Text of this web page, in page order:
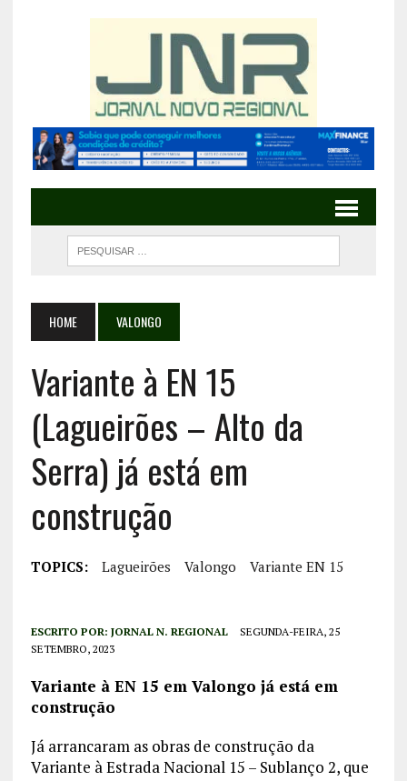
HOME VALONGO
Variante à EN 15
(Lagueirões – Alto da
Serra) já está em
construção
TOPICS: Lagueirões Valongo Variante EN 15
ESCRITO POR: JORNAL N. REGIONAL
SEGUNDA-FEIRA, 25
SETEMBRO, 2023
Variante à EN 15 em Valongo já está em
construção
Já arrancaram as obras de construção da
Variante à Estrada Nacional 15 – Sublanço 2, que